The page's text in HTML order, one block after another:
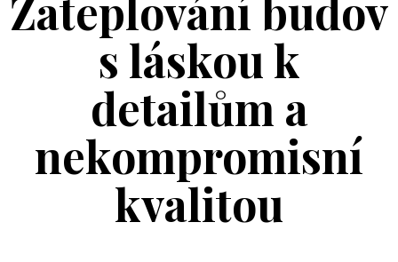
Zateplování budov
s láskou k
detailům a
nekompromisní
kvalitou